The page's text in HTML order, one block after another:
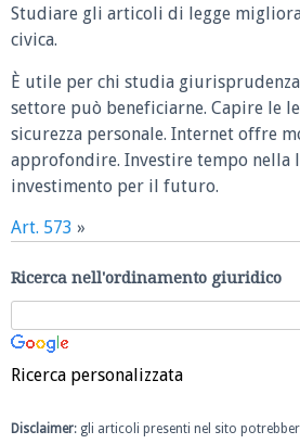
Studiare gli articoli di legge migliora
civica.
È utile per chi studia
settore può beneficiarne. Capire le
sicurezza personale. Internet offre
approfondire. Investire tempo nella
investimento per il futuro.
Art. 573 »
Ricerca nell'ordinamento giuridico
Ricerca personalizzata
Disclaimer: gli articoli presenti nel sito